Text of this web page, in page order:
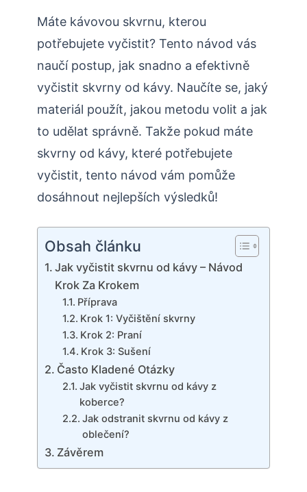
Máte kávovou skvrnu, kterou
potřebujete vyčistit? Tento návod vás
naučí postup, jak snadno a efektivně
vyčistit skvrny od kávy. Naučíte se, jaký
materiál použít, jakou metodu volit a jak
to udělat správně. Takže pokud máte
skvrny od kávy, které potřebujete
vyčistit, tento návod vám pomůže
dosáhnout nejlepších výsledků!
Obsah článku
Jak vyčistit skvrnu od kávy – Návod
Krok Za Krokem
Příprava
Krok 1: Vyčištění skvrny
Krok 2: Praní
Krok 3: Sušení
Často Kladené Otázky
Jak vyčistit skvrnu od kávy z
koberce?
Jak odstranit skvrnu od kávy z
oblečení?
Závěrem